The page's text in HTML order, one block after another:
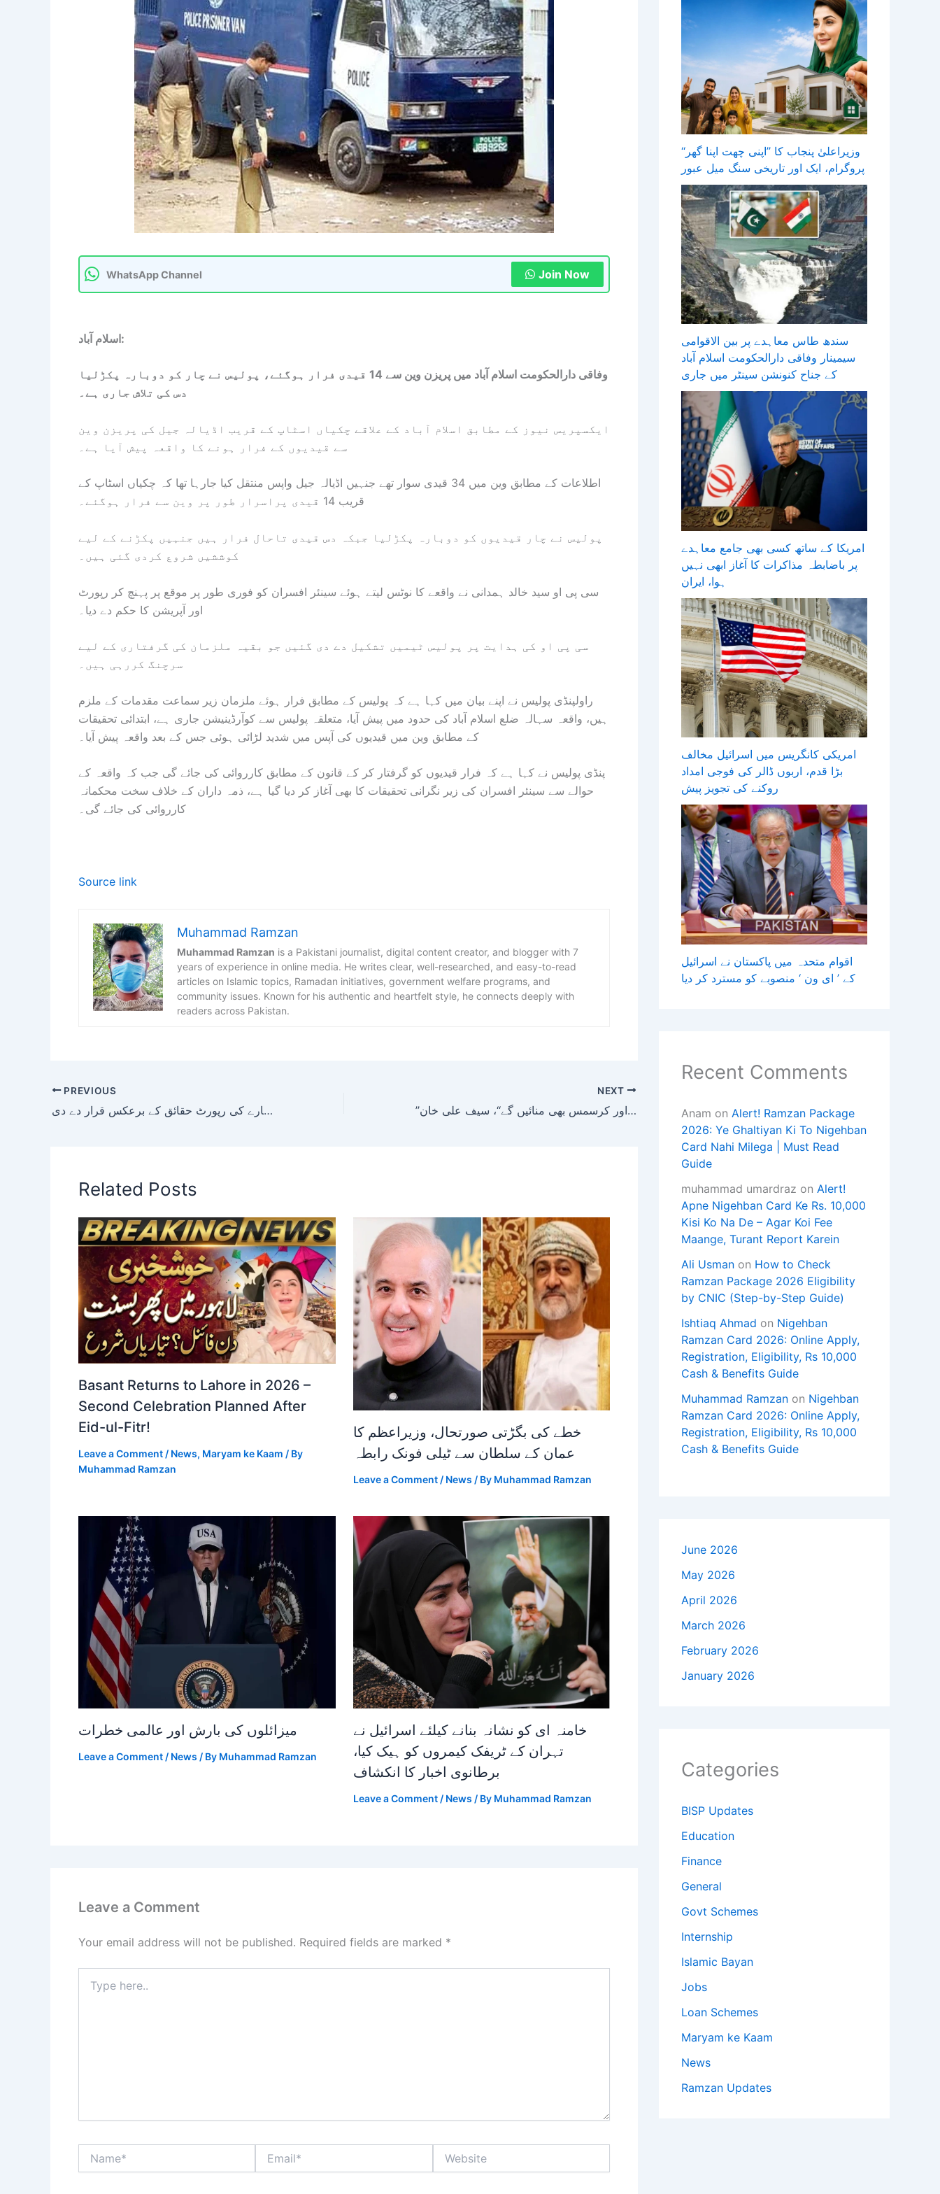
WhatsApp Channel Join Now
اسلام آباد:
وفاقی دارالحکومت اسلام آباد میں پریزن وین سے 14 قیدی فرار ہوگئے، پولیس نے چار کو دوبارہ پکڑلیا
دس کی تلاش جاری ہے۔
ایکسپریس نیوز کے مطابق اسلام آباد کے علاقے چکیاں اسٹاپ کے قریب اڈیالہ جیل کی پریزن وین
سے قیدیوں کے فرار ہونے کا واقعہ پیش آیا ہے۔
اطلاعات کے مطابق وین میں 34 قیدی سوار تھے جنہیں اڈیالہ جیل واپس منتقل کیا جارہا تھا کہ چکیاں اسٹاپ کے
قریب 14 قیدی پراسرار طور پر وین سے فرار ہوگئے۔
پولیس نے چار قیدیوں کو دوبارہ پکڑلیا جبکہ دس قیدی تاحال فرار ہیں جنہیں پکڑنے کے لیے
کوششیں شروع کردی گئی ہیں۔
سی پی او سید خالد ہمدانی نے واقعے کا نوٹس لیتے ہوئے سینئر افسران کو فوری طور پر موقع پر پہنچ کر رپورٹ
اور آپریشن کا حکم دے دیا۔
سی پی او کی ہدایت پر پولیس ٹیمیں تشکیل دے دی گئیں جو بقیہ ملزمان کی گرفتاری کے لیے
سرچنگ کررہی ہیں۔
راولپنڈی پولیس نے اپنے بیان میں کہا ہے کہ پولیس کے مطابق فرار ہوئے ملزمان زیر سماعت مقدمات کے ملزم
ہیں، واقعہ سہالہ ضلع اسلام آباد کی حدود میں پیش آیا، متعلقہ پولیس سے کوآرڈینیشن جاری ہے، ابتدائی تحقیقات
کے مطابق وین میں قیدیوں کی آپس میں شدید لڑائی ہوئی جس کے بعد واقعہ پیش آیا۔
پنڈی پولیس نے کہا ہے کہ فرار قیدیوں کو گرفتار کر کے قانون کے مطابق کارروائی کی جائے گی جب کہ واقعہ کے
حوالے سے سینئر افسران کی زیر نگرانی تحقیقات کا بھی آغاز کر دیا گیا ہے، ذمہ داران کے خلاف سخت محکمانہ
کارروائی کی جائے گی۔
Source link
Muhammad Ramzan
Muhammad Ramzan is a Pakistani journalist, digital content creator, and blogger with 7
years of experience in online media. He writes clear, well-researched, and easy-to-read
articles on Islamic topics, Ramadan initiatives, government welfare programs, and
community issues. Known for his authentic and heartfelt style, he connects deeply with
readers across Pakistan.
PREVIOUS
وزیر ریلوے نے 19 فیصد خسارے کی رپورٹ حقائق کے برعکس قرار دے دی
NEXT
’’میرے بچے دیوالی اور کرسمس بھی منائیں گے‘‘، سیف علی خان
Related Posts
Basant Returns to Lahore in 2026 –
Second Celebration Planned After
Eid-ul-Fitr!
Leave a Comment / News, Maryam ke Kaam / By
Muhammad Ramzan
خطے کی بگڑتی صورتحال، وزیراعظم کا
عمان کے سلطان سے ٹیلی فونک رابطہ
Leave a Comment / News / By Muhammad Ramzan
میزائلوں کی بارش اور عالمی خطرات
Leave a Comment / News / By Muhammad Ramzan
خامنہ ای کو نشانہ بنانے کیلئے اسرائیل نے
تہران کے ٹریفک کیمروں کو ہیک کیا،
برطانوی اخبار کا انکشاف
Leave a Comment / News / By Muhammad Ramzan
Leave a Comment
Your email address will not be published. Required fields are marked *
here..
وزیراعلیٰ پنجاب کا ’’اپنی چھت اپنا گھر‘‘
پروگرام، ایک اور تاریخی سنگ میل عبور
سندھ طاس معاہدے پر بین الاقوامی
سیمینار وفاقی دارالحکومت اسلام آباد
کے جناح کنونشن سینٹر میں جاری
امریکا کے ساتھ کسی بھی جامع معاہدے
پر باضابطہ مذاکرات کا آغاز ابھی نہیں
ہوا، ایران
امریکی کانگریس میں اسرائیل مخالف
بڑا قدم، اربوں ڈالر کی فوجی امداد
روکنے کی تجویز پیش
اقوام متحدہ میں پاکستان نے اسرائیل
کے ’ ای ون ‘ منصوبے کو مسترد کر دیا
Recent Comments
Anam on Alert! Ramzan Package
2026: Ye Ghaltiyan Ki To Nigehban
Card Nahi Milega | Must Read
Guide
muhammad umardraz on Alert!
Apne Nigehban Card Ke Rs. 10,000
Kisi Ko Na De – Agar Koi Fee
Maange, Turant Report Karein
Ali Usman on How to Check
Ramzan Package 2026 Eligibility
by CNIC (Step-by-Step Guide)
Ishtiaq Ahmad on Nigehban
Ramzan Card 2026: Online Apply,
Registration, Eligibility, Rs 10,000
Cash & Benefits Guide
Muhammad Ramzan on Nigehban
Ramzan Card 2026: Online Apply,
Registration, Eligibility, Rs 10,000
Cash & Benefits Guide
June 2026
May 2026
April 2026
March 2026
February 2026
January 2026
Categories
BISP Updates
Education
Finance
General
Govt Schemes
Internship
Islamic Bayan
Jobs
Loan Schemes
Maryam ke Kaam
News
Ramzan Updates